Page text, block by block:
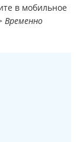
в мобильное
Временно